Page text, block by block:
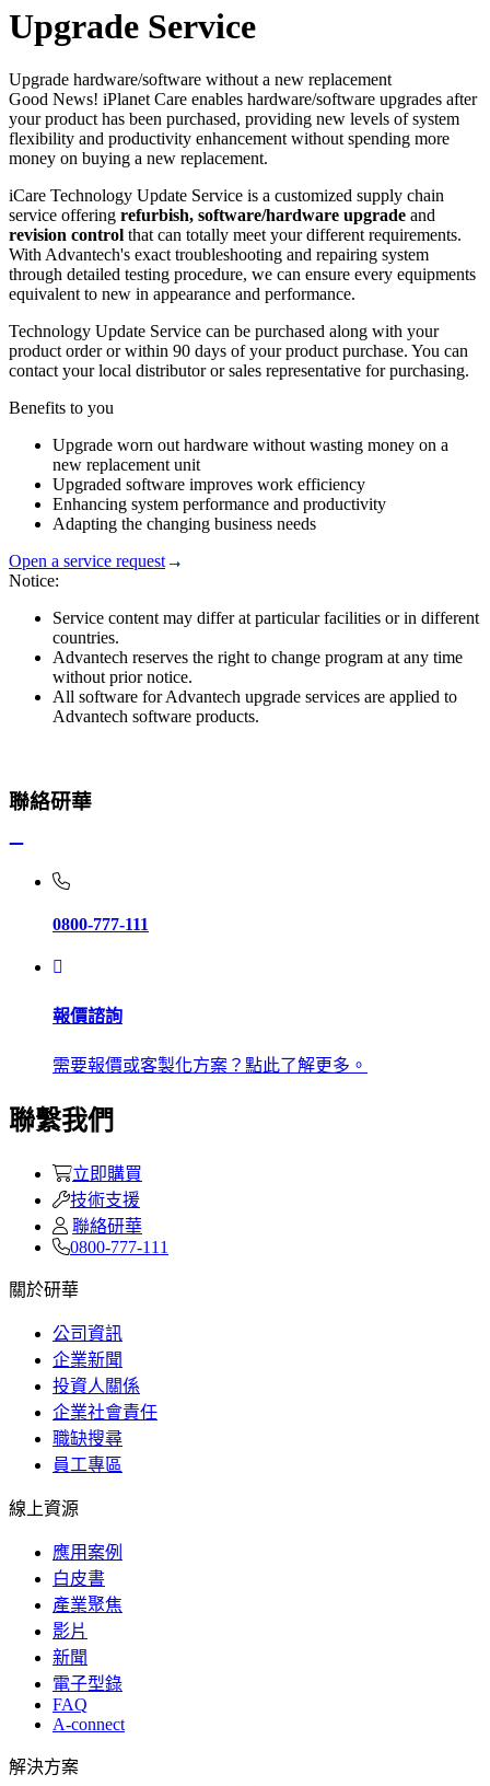
Upgrade Service
Upgrade hardware/software without a new replacement
Good News! iPlanet Care enables hardware/software upgrades after
your product has been purchased, providing new levels of system
flexibility and productivity enhancement without spending more
money on buying a new replacement.
iCare Technology Update Service is a customized supply chain
service offering refurbish, software/hardware upgrade and
revision control that can totally meet your different requirements.
With Advantech's exact troubleshooting and repairing system
through detailed testing procedure, we can ensure every equipments
equivalent to new in appearance and performance.
Technology Update Service can be purchased along with your
product order or within 90 days of your product purchase. You can
contact your local distributor or sales representative for purchasing.
Benefits to you
Upgrade worn out hardware without wasting money on a
new replacement unit
Upgraded software improves work efficiency
Enhancing system performance and productivity
Adapting the changing business needs
Open a service request
Notice:
Service content may differ at particular facilities or in different
countries.
Advantech reserves the right to change program at any time
without prior notice.
All software for Advantech upgrade services are applied to
Advantech software products.
聯絡研華
0800-777-111
報價諮詢
需要報價或客製化方案？點此了解更多。
聯繫我們
立即購買
技術支援
聯絡研華
0800-777-111
關於研華
公司資訊
企業新聞
投資人關係
企業社會責任
職缺搜尋
員工專區
線上資源
應用案例
白皮書
產業聚焦
影片
新聞
電子型錄
FAQ
A-connect
解決方案